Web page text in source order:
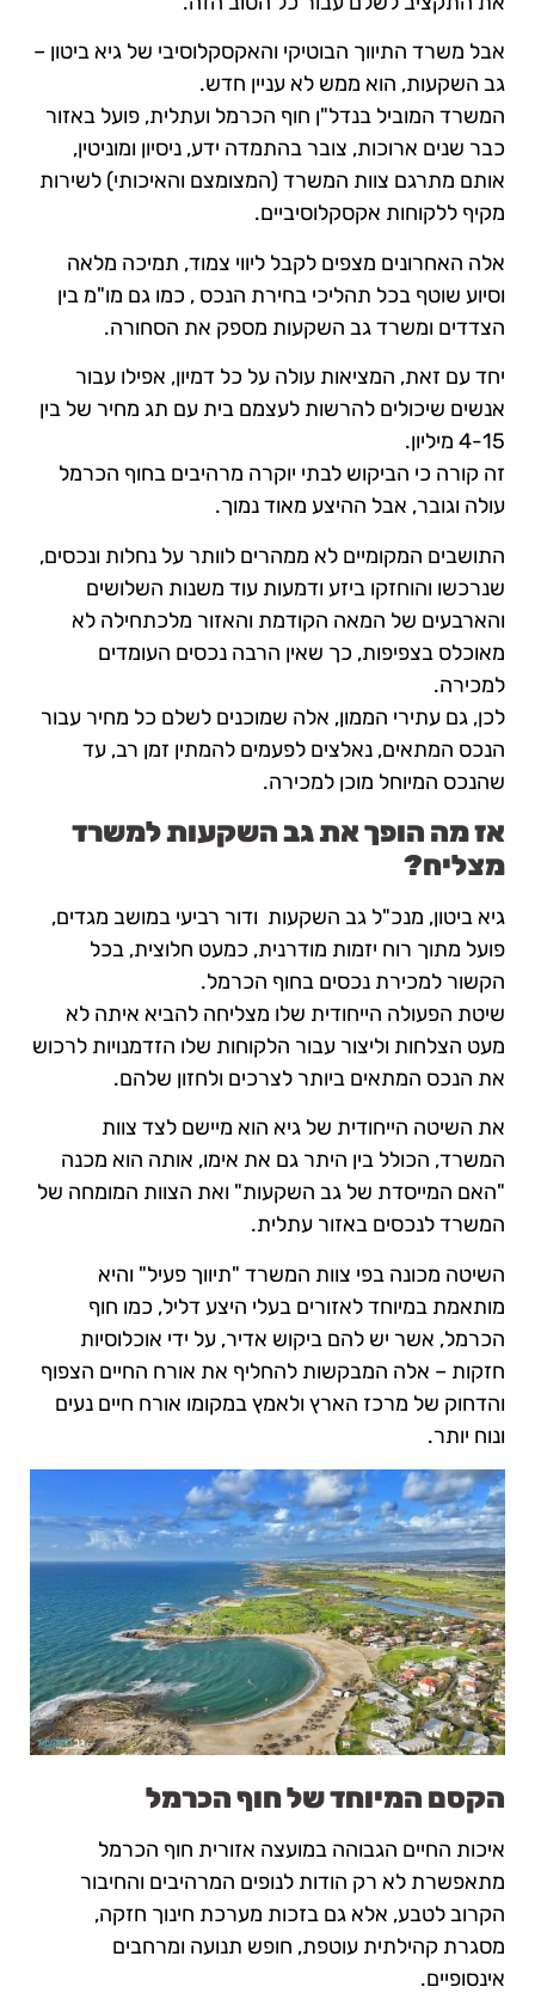
אבל משרד התיווך הבוטיקי והאקסקלוסיבי של גיא ביטון –
גב השקעות, הוא ממש לא עניין חדש.
המשרד המוביל בנדל"ן חוף הכרמל ועתלית, פועל באזור
כבר שנים ארוכות, צובר בהתמדה ידע, ניסיון ומוניטין,
אותם מתרגם צוות המשרד (המצומצם והאיכותי) לשירות
מקיף ללקוחות אקסקלוסיביים.
אלה האחרונים מצפים לקבל ליווי צמוד, תמיכה מלאה
וסיוע שוטף בכל תהליכי בחירת הנכס , כמו גם מו"מ בין
הצדדים ומשרד גב השקעות מספק את הסחורה.
יחד עם זאת, המציאות עולה על כל דמיון, אפילו עבור
אנשים שיכולים להרשות לעצמם בית עם תג מחיר של בין
4-15 מיליון.
זה קורה כי הביקוש לבתי יוקרה מרהיבים בחוף הכרמל
עולה וגובר, אבל ההיצע מאוד נמוך.
התושבים המקומיים לא ממהרים לוותר על נחלות ונכסים,
שנרכשו והוחזקו ביזע ודמעות עוד משנות השלושים
והארבעים של המאה הקודמת והאזור מלכתחילה לא
מאוכלס בצפיפות, כך שאין הרבה נכסים העומדים
למכירה.
לכן, גם עתירי הממון, אלה שמוכנים לשלם כל מחיר עבור
הנכס המתאים, נאלצים לפעמים להמתין זמן רב, עד
שהנכס המיוחל מוכן למכירה.
אז מה הופך את גב השקעות למשרד
מצליח?
גיא ביטון, מנכ"ל גב השקעות ודור רביעי במושב מגדים,
פועל מתוך רוח יזמות מודרנית, כמעט חלוצית, בכל
הקשור למכירת נכסים בחוף הכרמל.
שיטת הפעולה הייחודית שלו מצליחה להביא איתה לא
מעט הצלחות וליצור עבור הלקוחות שלו הזדמנויות לרכוש
את הנכס המתאים ביותר לצרכים ולחזון שלהם.
את השיטה הייחודית של גיא הוא מיישם לצד צוות
המשרד, הכולל בין היתר גם את אימו, אותה הוא מכנה
"האם המייסדת של גב השקעות" ואת הצוות המומחה של
המשרד לנכסים באזור עתלית.
השיטה מכונה בפי צוות המשרד "תיווך פעיל" והיא
מותאמת במיוחד לאזורים בעלי היצע דליל, כמו חוף
הכרמל, אשר יש להם ביקוש אדיר, על ידי אוכלוסיות
חזקות – אלה המבקשות להחליף את אורח החיים הצפוף
והדחוק של מרכז הארץ ולאמץ במקומו אורח חיים נעים
ונוח יותר.
הקסם המיוחד של חוף הכרמל
איכות החיים הגבוהה במועצה אזורית חוף הכרמל
מתאפשרת לא רק הודות לנופים המרהיבים והחיבור
הקרוב לטבע, אלא גם בזכות מערכת חינוך חזקה,
מסגרת קהילתית עוטפת, חופש תנועה ומרחבים
אינסופיים.